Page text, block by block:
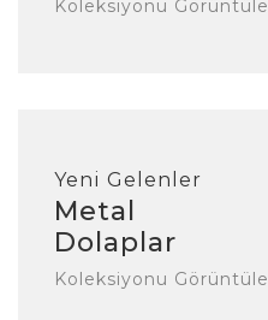
Koleksiyonu Görüntüle
Yeni Gelenler
Metal
Dolaplar
Koleksiyonu Görüntüle